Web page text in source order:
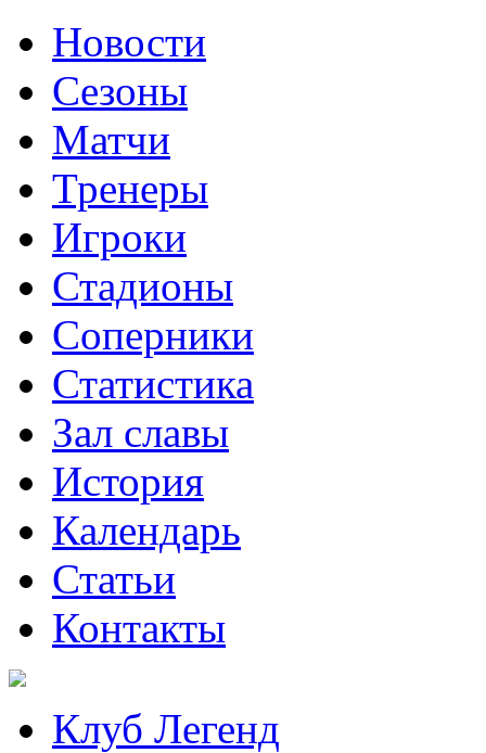
Новости
Сезоны
Матчи
Тренеры
Игроки
Стадионы
Соперники
Статистика
Зал славы
История
Календарь
Статьи
Контакты
Клуб Легенд